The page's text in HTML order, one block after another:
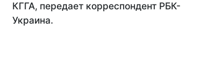
КГГА, передает корреспондент РБК-
Украина.